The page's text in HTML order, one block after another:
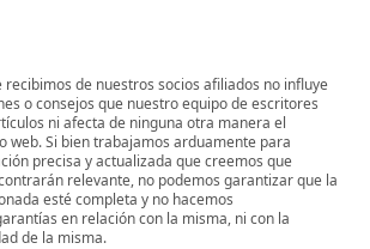
recibimos de nuestros socios afiliados no influye
o consejos que nuestro equipo de escritores
ni afecta de ninguna otra manera el
web. Si bien trabajamos arduamente para
precisa y actualizada que creemos que
relevante, no podemos garantizar que la
esté completa y no hacemos
en relación con la misma, ni con la
de la misma.